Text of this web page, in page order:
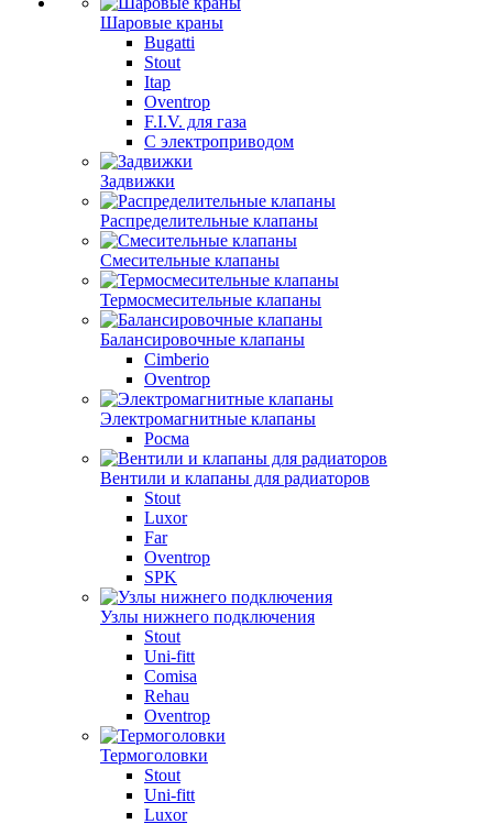
Шаровые краны
Bugatti
Stout
Itap
Oventrop
F.I.V. для газа
С электроприводом
Задвижки
Распределительные клапаны
Cмесительные клапаны
Термосмесительные клапаны
Балансировочные клапаны
Cimberio
Oventrop
Электромагнитные клапаны
Росма
Вентили и клапаны для радиаторов
Stout
Luxor
Far
Oventrop
SPK
Узлы нижнего подключения
Stout
Uni-fitt
Comisa
Rehau
Oventrop
Термоголовки
Stout
Uni-fitt
Luxor